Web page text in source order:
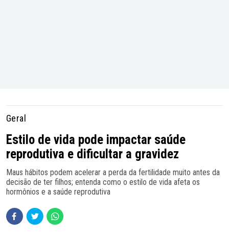
Geral
Estilo de vida pode impactar saúde
reprodutiva e dificultar a gravidez
Maus hábitos podem acelerar a perda da fertilidade muito antes da
decisão de ter filhos; entenda como o estilo de vida afeta os
hormônios e a saúde reprodutiva